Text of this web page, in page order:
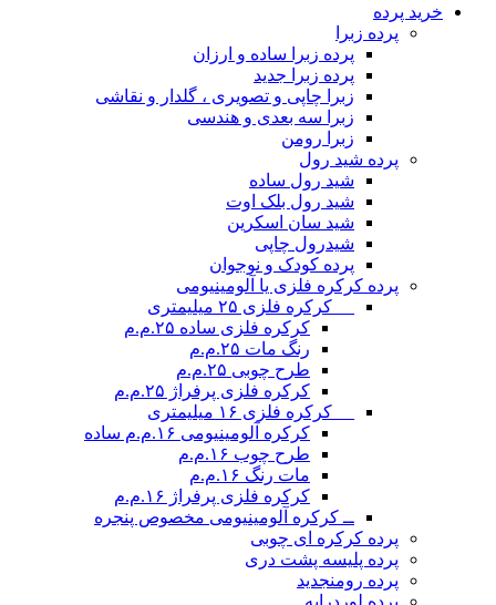
خرید پرده
پرده زبرا
پرده زبرا ساده و ارزان
پرده زبرا جدید
زبرا چاپی و تصویری ، گلدار و نقاشی
زبرا سه بعدی و هندسی
زبرا رومن
پرده شید رول
شید رول ساده
شید رول بلک اوت
شید سان اسکرین
شیدرول چاپی
پرده کودک و نوجوان
پرده کرکره فلزی یا آلومینیومی
__ کرکره فلزی ۲۵ میلیمتری
کرکره فلزی ساده ۲۵.م.م
رنگ مات ۲۵.م.م
طرح چوبی ۲۵.م.م
کرکره فلزی پرفراژ ۲۵.م.م
__ کرکره فلزی ۱۶ میلیمتری
کرکره آلومینیومی ۱۶.م.م ساده
طرح چوب ۱۶.م.م
مات رنگ ۱۶.م.م
کرکره فلزی پرفراژ ۱۶.م.م
ــ کرکره آلومینیومی مخصوص پنجره
پرده کرکره ای چوبی
پرده پلیسه پشت دری
پرده رومنجدید
پرده لوردراپه